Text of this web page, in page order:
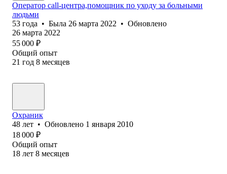
Оператор call-центра,помощник по уходу за больными
людьми
53 года • Была 26 марта 2022 • Обновлено
26 марта 2022
55 000 ₽
Общий опыт
21 год 8 месяцев
Охраник
48 лет • Обновлено 1 января 2010
18 000 ₽
Общий опыт
18 лет 8 месяцев